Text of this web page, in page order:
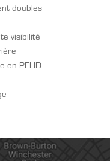
doubles
visibilité
en PEHD